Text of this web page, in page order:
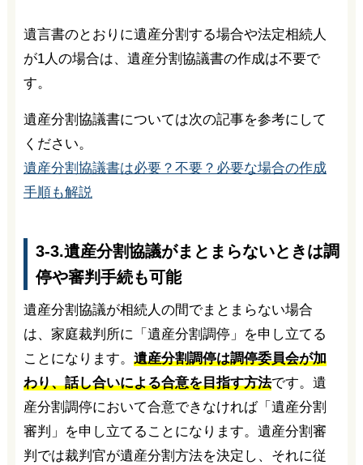
遺言書のとおりに遺産分割する場合や法定相続人
が1人の場合は、遺産分割協議書の作成は不要で
す。
遺産分割協議書については次の記事を参考にして
ください。
遺産分割協議書は必要？不要？必要な場合の作成
手順も解説
3-3.遺産分割協議がまとまらないときは調
停や審判手続も可能
遺産分割協議が相続人の間でまとまらない場合
は、家庭裁判所に「遺産分割調停」を申し立てる
ことになります。 遺産分割調停は調停委員会が加
わり、話し合いによる合意を目指す方法です。遺
産分割調停において合意できなければ「遺産分割
審判」を申し立てることになります。遺産分割審
判では裁判官が遺産分割方法を決定し、それに従